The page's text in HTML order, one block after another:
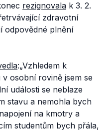
rezignovala k 3. 2.
zdravotní
odpovědné plnění
:„Vzhledem k
osobní rovině jsem se
události se neblaze
stavu a nemohla bych
na kmotry a
studentům bych přála,